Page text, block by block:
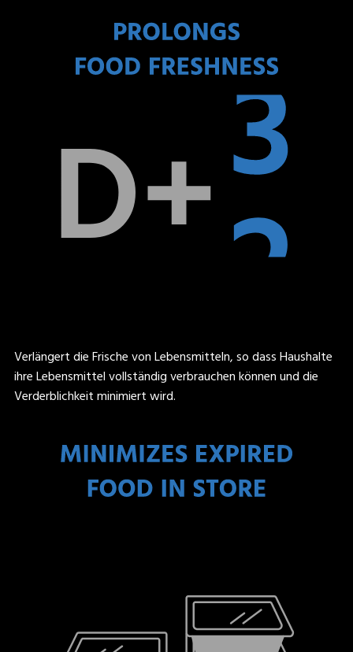
Verlängert die Frische von Lebensmitteln, so dass Haushalte
ihre Lebensmittel vollständig verbrauchen können und die
Verderblichkeit minimiert wird.